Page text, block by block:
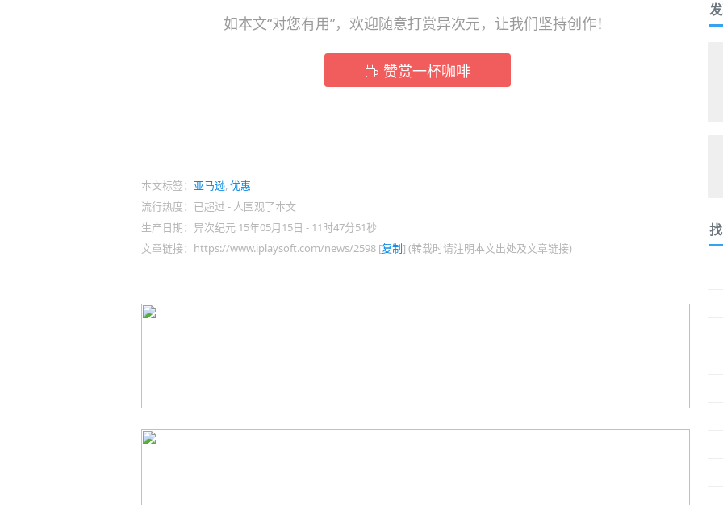
如本文“对您有用”，欢迎随意打赏异次元，让我们坚持创作！
赞赏一杯咖啡
本文标签： 亚马逊,优惠
流行热度：已超过 -人围观了本文
生产日期：异次纪元 15年05月15日 - 11时47分51秒
文章链接：https://www.iplaysoft.com/news/2598 [复制] (转载时请注明本文出处及文章链接)